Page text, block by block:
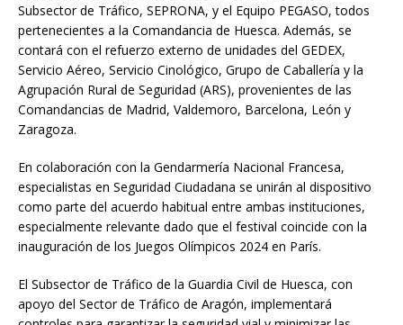
Subsector de Tráfico, SEPRONA, y el Equipo PEGASO, todos
pertenecientes a la Comandancia de Huesca. Además, se
contará con el refuerzo externo de unidades del GEDEX,
Servicio Aéreo, Servicio Cinológico, Grupo de Caballería y la
Agrupación Rural de Seguridad (ARS), provenientes de las
Comandancias de Madrid, Valdemoro, Barcelona, León y
Zaragoza.
En colaboración con la Gendarmería Nacional Francesa,
especialistas en Seguridad Ciudadana se unirán al dispositivo
como parte del acuerdo habitual entre ambas instituciones,
especialmente relevante dado que el festival coincide con la
inauguración de los Juegos Olímpicos 2024 en París.
El Subsector de Tráfico de la Guardia Civil de Huesca, con
apoyo del Sector de Tráfico de Aragón, implementará